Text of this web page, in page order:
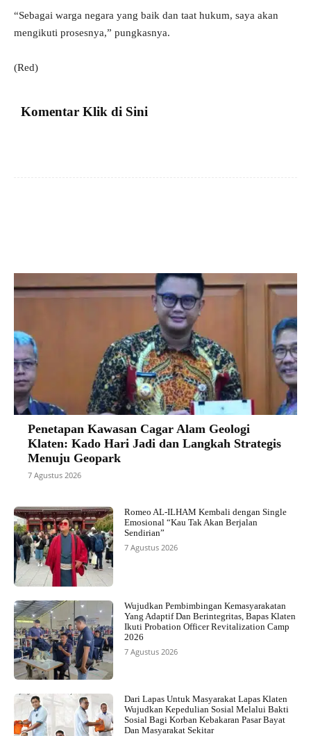
“Sebagai warga negara yang baik dan taat hukum, saya akan
mengikuti prosesnya,” pungkasnya.
(Red)
Komentar Klik di Sini
Penetapan Kawasan Cagar Alam Geologi
Klaten: Kado Hari Jadi dan Langkah Strategis
Menuju Geopark
7 Agustus 2026
Romeo AL-ILHAM Kembali dengan Single
Emosional “Kau Tak Akan Berjalan
Sendirian”
7 Agustus 2026
Wujudkan Pembimbingan Kemasyarakatan
Yang Adaptif Dan Berintegritas, Bapas Klaten
Ikuti Probation Officer Revitalization Camp
2026
7 Agustus 2026
Dari Lapas Untuk Masyarakat Lapas Klaten
Wujudkan Kepedulian Sosial Melalui Bakti
Sosial Bagi Korban Kebakaran Pasar Bayat
Dan Masyarakat Sekitar